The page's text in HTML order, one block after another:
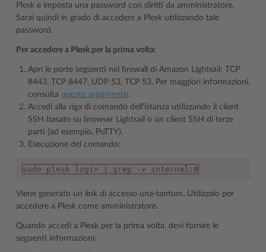
Plesk e imposta una password con diritti da amministratore.
Sarai quindi in grado di accedere a Plesk utilizzando tale
password.
Per accedere a Plesk per la prima volta:
Apri le porte seguenti nel firewall di Amazon Lightsail: TCP
8443, TCP 8447, UDP 53, TCP 53. Per maggiori informazioni,
consulta questo argomento.
Accedi alla riga di comando dell’istanza utilizzando il client
SSH basato su browser Lightsail o un client SSH di terze
parti (ad esempio, PuTTY).
Esecuzione del comando:
sudo plesk login | grep -v internal:8
Viene generato un link di accesso una-tantum. Utilizzalo per
accedere a Plesk come amministratore.
Quando accedi a Plesk per la prima volta, devi fornire le
seguenti informazioni: